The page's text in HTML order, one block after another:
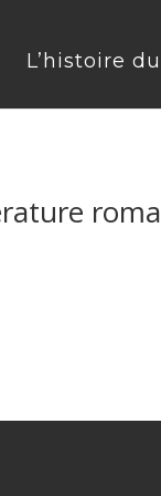
L’histoire